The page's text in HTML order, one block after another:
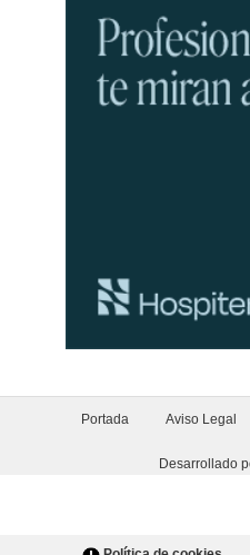
Portada Aviso Legal
Desarrollado